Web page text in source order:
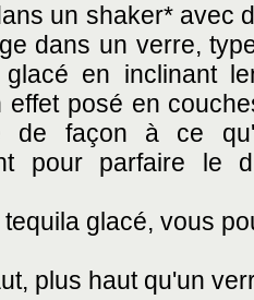
un shaker* avec
dans un verre,
en inclinant
effet posé en
de façon à ce
pour parfaire le
glacé, vous
plus haut qu'un